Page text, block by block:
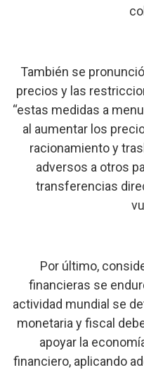
También se
precios y las
“estas medidas a
al aumentar los
racionamiento y
adversos a otros
transferencias
Por último,
financieras se
actividad mundial se
monetaria y fiscal
apoyar la
financiero, aplicando